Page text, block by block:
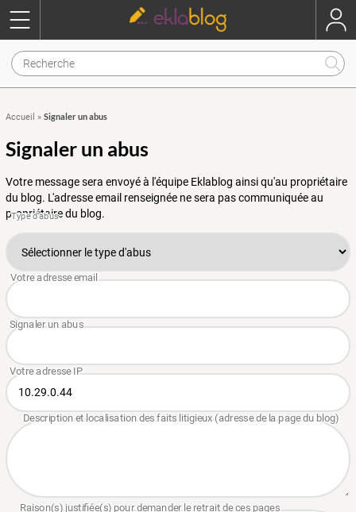
Accueil » Signaler un abus
Signaler un abus
Votre message sera envoyé à l'équipe Eklablog ainsi qu'au propriétaire
du blog. L'adresse email renseignée ne sera pas communiquée au
propriétaire du blog.